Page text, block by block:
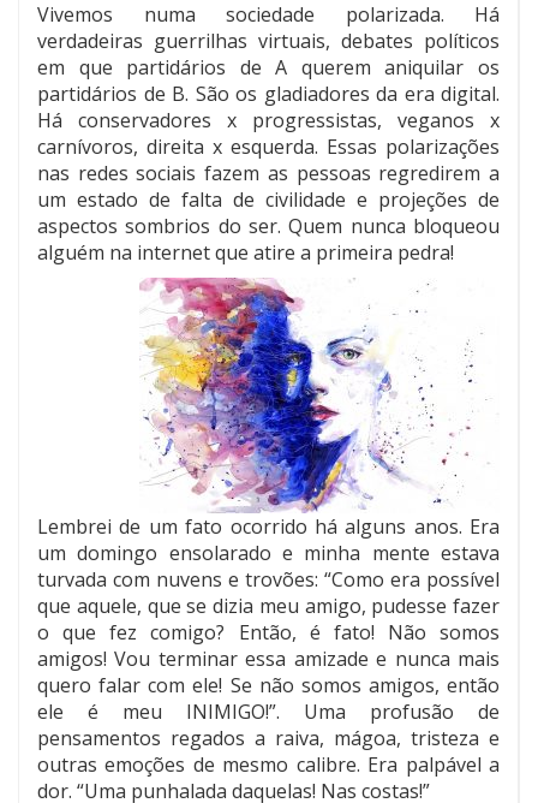
Vivemos numa sociedade polarizada. Há
verdadeiras guerrilhas virtuais, debates políticos
em que partidários de A querem aniquilar os
partidários de B. São os gladiadores da era digital.
Há conservadores x progressistas, veganos x
carnívoros, direita x esquerda. Essas polarizações
nas redes sociais fazem as pessoas regredirem a
um estado de falta de civilidade e projeções de
aspectos sombrios do ser. Quem nunca bloqueou
alguém na internet que atire a primeira pedra!
Lembrei de um fato ocorrido há alguns anos. Era
um domingo ensolarado e minha mente estava
turvada com nuvens e trovões: “Como era possível
que aquele, que se dizia meu amigo, pudesse fazer
o que fez comigo? Então, é fato! Não somos
amigos! Vou terminar essa amizade e nunca mais
quero falar com ele! Se não somos amigos, então
ele é meu INIMIGO!”. Uma profusão de
pensamentos regados a raiva, mágoa, tristeza e
outras emoções de mesmo calibre. Era palpável a
dor. “Uma punhalada daquelas! Nas costas!”